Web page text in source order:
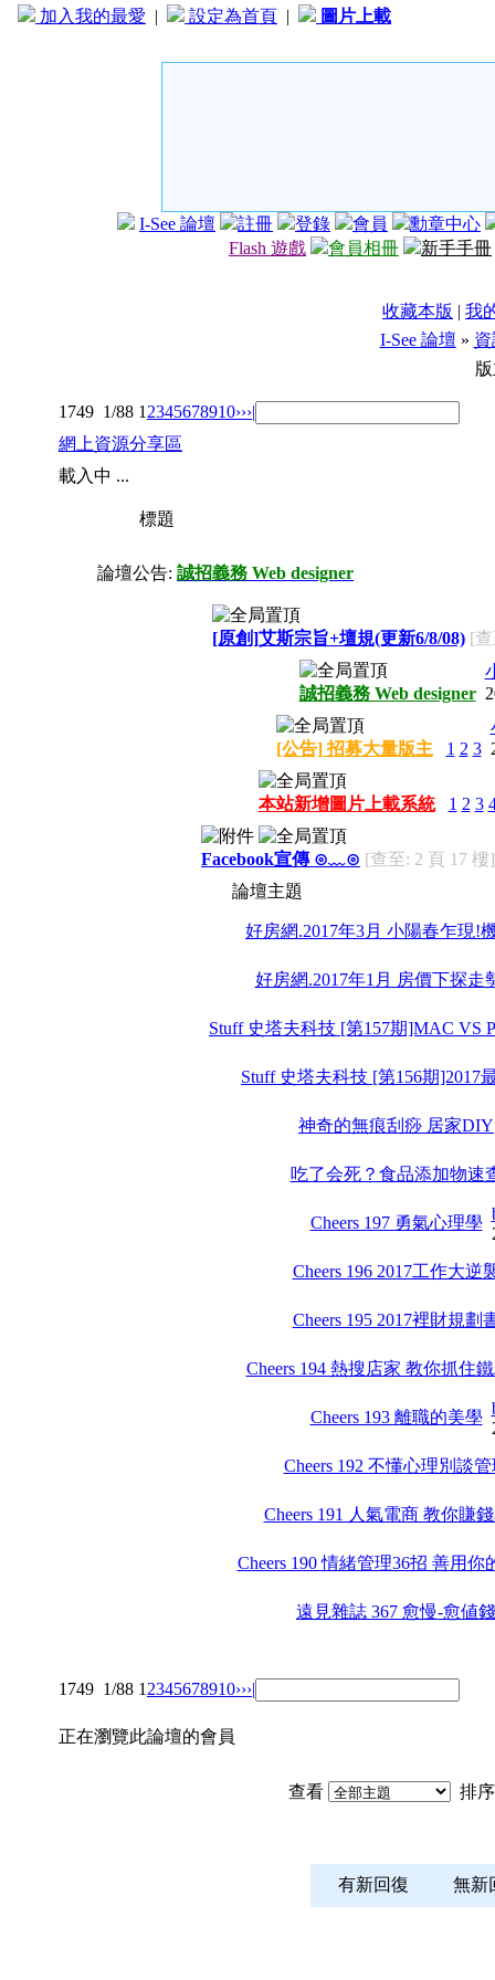
加入我的最愛 | 設定為首頁 | 圖片上載
I-See 論壇 註冊 登錄 會員
勳章中心
Flash 遊戲
會員相冊 新手手冊
收藏本版 | 我
I-See 論壇 »
1749 1/88 1 2345678910›››|
網上資源分享區
載入中 ...
標題
論壇公告: 誠招義務 Web designer
[原創]艾斯宗旨+壇規(更新6/8/08) [
誠招義務 Web designer
[公告] 招募大量版主 1 2 3
本站新增圖片上載系統 1 2 3
Facebook宣傳 ⊙﹏⊙ [查至: 2 頁 17 樓]
論壇主題
好房網.2017年3月 小陽春乍現!
好房網.2017年1月 房價下探走
Stuff 史塔夫科技 [第157期]MAC VS
Stuff 史塔夫科技 [第156期]2017
神奇的無痕刮痧 居家DIY
吃了会死？食品添加物速
Cheers 197 勇氣心理學
Cheers 196 2017工作大逆
Cheers 195 2017裡財規劃
Cheers 194 熱搜店家 教你抓住
Cheers 193 離職的美學
Cheers 192 不懂心理別談
Cheers 191 人氣電商 教你賺
Cheers 190 情緒管理36招 善用你
遠見雜誌 367 愈慢-愈値錢
1749 1/88 1 2345678910›››|
正在瀏覽此論壇的會員
查看 排
有新回復 無